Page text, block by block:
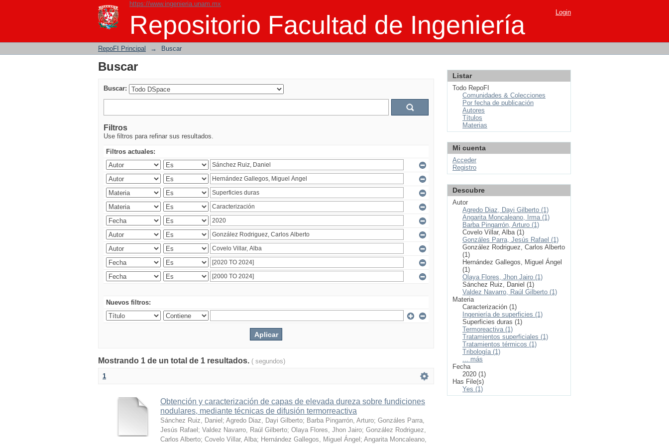
https://www.ingenieria.unam.mx
Repositorio Facultad de Ingeniería
Buscar Login
RepoFI Principal → Buscar
Buscar
Buscar:
Filtros
Use filtros para refinar sus resultados.
Filtros actuales:
Nuevos filtros:
Mostrando 1 de un total de 1 resultados. ( segundos)
1
Obtención y caracterización de capas de elevada dureza sobre fundiciones
nodulares, mediante técnicas de difusión termorreactiva
Sánchez Ruiz, Daniel ; Agredo Diaz, Dayi Gilberto; Barba Pingarrón, Arturo; Gonzáles Parra,
Jesús Rafael ; Valdez Navarro, Raúl Gilberto; Olaya Flores, Jhon Jairo; González Rodriguez,
Carlos Alberto; Covelo Villar, Alba; Hernández Gallegos, Miguel Ángel ; Angarita Moncaleano,
Listar
Todo RepoFI
Comunidades & Colecciones
Por fecha de publicación
Autores
Títulos
Materias
Mi cuenta
Acceder
Registro
Descubre
Autor
Agredo Diaz, Dayi Gilberto (1)
Angarita Moncaleano, Irma (1)
Barba Pingarrón, Arturo (1)
Covelo Villar, Alba (1)
Gonzáles Parra, Jesús Rafael (1)
González Rodriguez, Carlos Alberto
(1)
Hernández Gallegos, Miguel Ángel
(1)
Olaya Flores, Jhon Jairo (1)
Sánchez Ruiz, Daniel (1)
Valdez Navarro, Raúl Gilberto (1)
Materia
Caracterización (1)
Ingeniería de superficies (1)
Superficies duras (1)
Termoreactiva (1)
Tratamientos superficiales (1)
Tratamientos térmicos (1)
Tribología (1)
... más
Fecha
2020 (1)
Has File(s)
Yes (1)